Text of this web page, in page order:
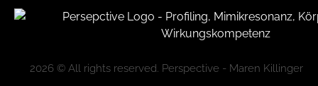
2026 © All rights reserved. Perspective - Maren Killinger